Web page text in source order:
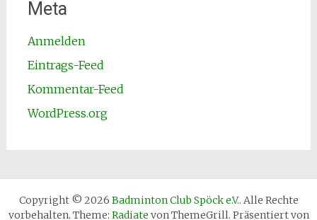
Meta
Anmelden
Eintrags-Feed
Kommentar-Feed
WordPress.org
Copyright © 2026 Badminton Club Spöck e.V.. Alle Rechte
vorbehalten. Theme: Radiate von ThemeGrill. Präsentiert von